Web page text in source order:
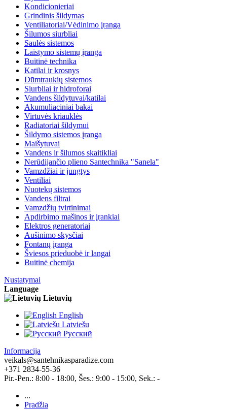
Kondicionieriai
Grindinis šildymas
Ventiliatoriai/Vėdinimo įranga
Šilumos siurbliai
Saulės sistemos
Laistymo sistemų įranga
Buitinė technika
Katilai ir krosnys
Dūmtraukių sistemos
Siurbliai ir hidroforai
Vandens šildytuvai/katilai
Akumuliaciniai bakai
Virtuvės kriauklės
Radiatoriai šildymui
Šildymo sistemos įranga
Maišytuvai
Vandens ir šilumos skaitikliai
Nerūdijančio plieno Santechnika "Sanela"
Vamzdžiai ir jungtys
Ventiliai
Nuotekų sistemos
Vandens filtrai
Vamzdžių tvirtinimai
Apdirbimo mašinos ir įrankiai
Elektros generatoriai
Aušinimo skysčiai
Fontanų įranga
Šviesos prieduobė ir langai
Buitinė chemija
Nustatymai
Language
Lietuvių
English
Latviešu
Pусский
Informacija
veikals@santehnikasparadize.com
+371 2834-55-36
Pir.-Pen.: 8:00 - 18:00, Šes.: 9:00 - 15:00, Sek.: -
...
Pradžia